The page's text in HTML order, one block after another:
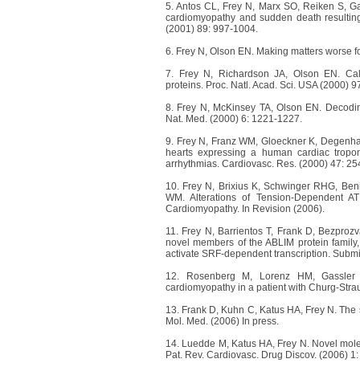
5. Antos CL, Frey N, Marx SO, Reiken S,
cardiomyopathy and sudden death
(2001) 89: 997-1004.
6. Frey N, Olson EN. Making matters worse
7. Frey N, Richardson JA, Olson EN.
proteins. Proc. Natl. Acad. Sci. USA (2000)
8. Frey N, McKinsey TA, Olson EN.
Nat. Med. (2000) 6: 1221-1227.
9. Frey N, Franz WM, Gloeckner K,
hearts expressing a human cardiac
arrhythmias. Cardiovasc. Res. (2000) 47:
10. Frey N, Brixius K, Schwinger RHG,
WM. Alterations of Tension-Dependent
Cardiomyopathy. In Revision (2006).
11. Frey N, Barrientos T, Frank D,
novel members of the ABLIM protein
activate SRF-dependent transcription.
12.
Rosenberg M, Lorenz HM,
cardiomyopathy in a patient with Churg-
13. Frank D, Kuhn C, Katus HA, Frey N.
Mol. Med. (2006) In press.
14. Luedde M, Katus HA, Frey N. Novel
Pat. Rev. Cardiovasc. Drug Discov. (2006)